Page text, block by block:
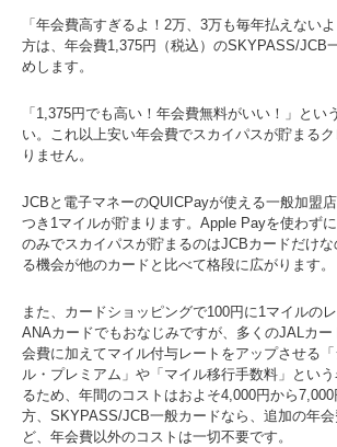
「年会費高すぎるよ！2万、3万も毎年払えない
方は、年会費1,375円（税込）のSKYPASS/JCB
めします。
「1,375円でも高い！年会費無料がいい！」とい
い。これ以上安い年会費でスカイパスが貯まる
りません。
JCBと電子マネーのQUICPayが使える一般加盟
つき1マイルが貯まります。Apple Payを使わず
のみでスカイパスが貯まるのはJCBカードだけ
る機会が他のカードと比べて格段に広がります。
また、カードショッピングで100円に1マイルの
ANAカードでもおなじみですが、多くのJALカ
会費に加えてマイル付与レートをアップさせる
ル・プレミアム」や「マイル移行手数料」とい
るため、年間のコストはおよそ4,000円から
方、SKYPASS/JCB一般カードなら、追加の年
ど、年会費以外のコストは一切不要です。